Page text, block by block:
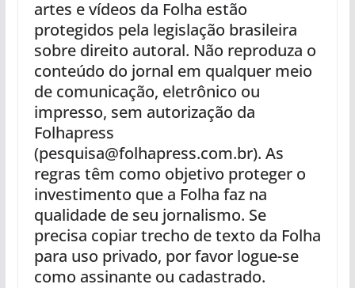
artes e vídeos da Folha estão
protegidos pela legislação brasileira
sobre direito autoral. Não reproduza o
conteúdo do jornal em qualquer meio
de comunicação, eletrônico ou
impresso, sem autorização da
Folhapress
(pesquisa@folhapress.com.br). As
regras têm como objetivo proteger o
investimento que a Folha faz na
qualidade de seu jornalismo. Se
precisa copiar trecho de texto da Folha
para uso privado, por favor logue-se
como assinante ou cadastrado.